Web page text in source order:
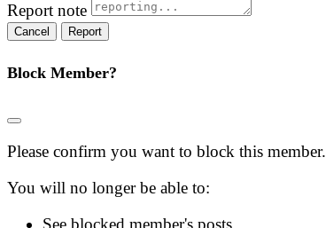
Report note
Report
Block Member?
Please confirm you want to block this member.
You will no longer be able to:
See blocked member's posts